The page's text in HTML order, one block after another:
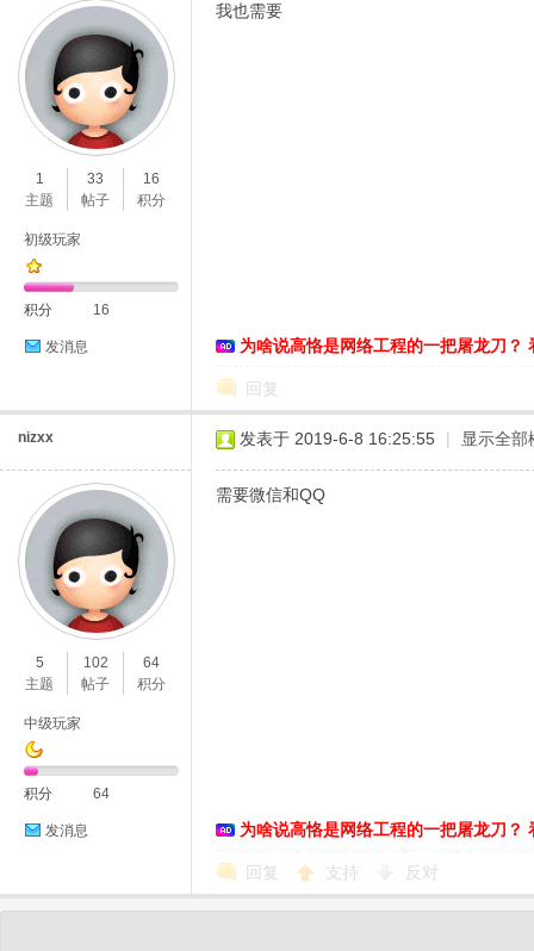
1
主题
33
帖子
16
积分
初级玩家
积分 16
发消息
我也需要
为啥说高恪是网络工程的一把屠龙刀？
回复
nizxx
5
主题
102
帖子
64
积分
中级玩家
积分 64
发消息
发表于 2019-6-8 16:25:55 | 显示全部
需要微信和QQ
为啥说高恪是网络工程的一把屠龙刀？
回复 支持 反对